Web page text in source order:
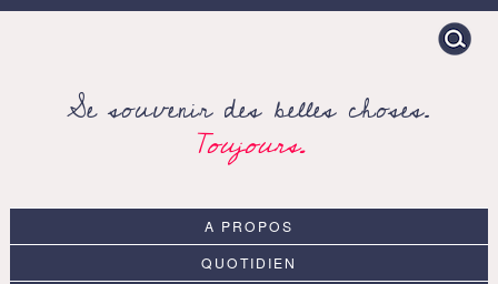
Search
for:
Se souvenir des belles choses.
Toujours.
A PROPOS
QUOTIDIEN